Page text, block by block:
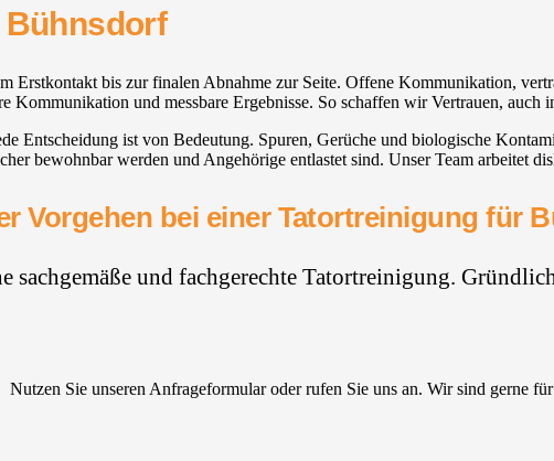
Bühnsdorf
Erstkontakt bis zur finalen Abnahme zur Seite. Offene Kommunikation,
Kommunikation und messbare Ergebnisse. So schaffen wir Vertrauen, auch
Entscheidung ist von Bedeutung. Spuren, Gerüche und biologische
bewohnbar werden und Angehörige entlastet sind. Unser Team arbeitet
Vorgehen bei einer Tatortreinigung für
sachgemäße und fachgerechte Tatortreinigung.
Nutzen Sie unseren Anfrageformular oder rufen Sie uns an. Wir sind gerne